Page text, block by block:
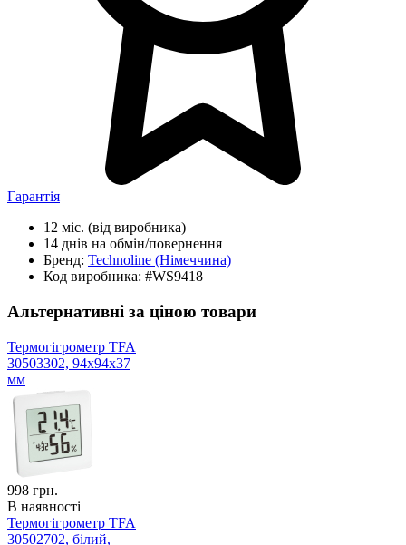
Гарантія
12 міс. (від виробника)
14 днів на обмін/повернення
Бренд: Technoline (Німеччина)
Код виробника: #WS9418
Альтернативні за ціною товари
Термогігрометр TFA
30503302, 94x94x37
мм
998 грн.
В наявності
Термогігрометр TFA
30502702, білий,